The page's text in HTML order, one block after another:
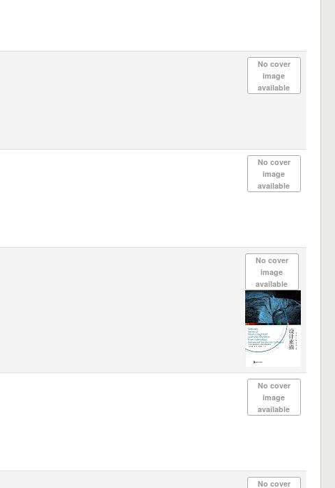
No cover
image
available
No cover
image
available
No cover
image
available
No cover
image
available
No cover